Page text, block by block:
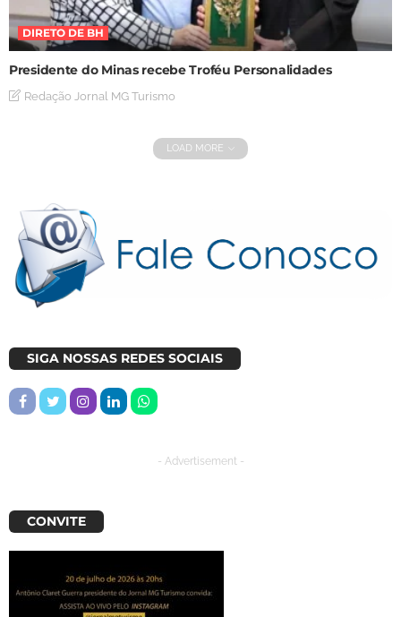
DIRETO DE BH
Presidente do Minas recebe Troféu Personalidades
Redação Jornal MG Turismo
LOAD MORE
SIGA NOSSAS REDES SOCIAIS
- Advertisement -
CONVITE